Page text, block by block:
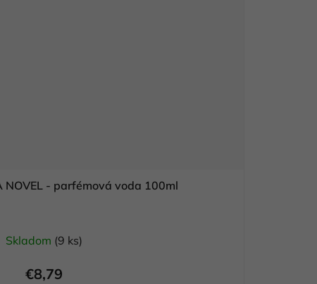
NOVEL - parfémová voda 100ml
Skladom (9 ks)
€8,79